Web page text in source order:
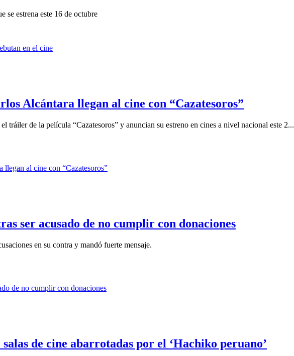
se estrena este 16 de octubre
Alcántara llegan al cine con “Cazatesoros”
tráiler de la película “Cazatesoros” y anuncian su estreno en cines a nivel nacional este 2...
ser acusado de no cumplir con donaciones
en su contra y mandó fuerte mensaje.
de cine abarrotadas por el ‘Hachiko peruano’